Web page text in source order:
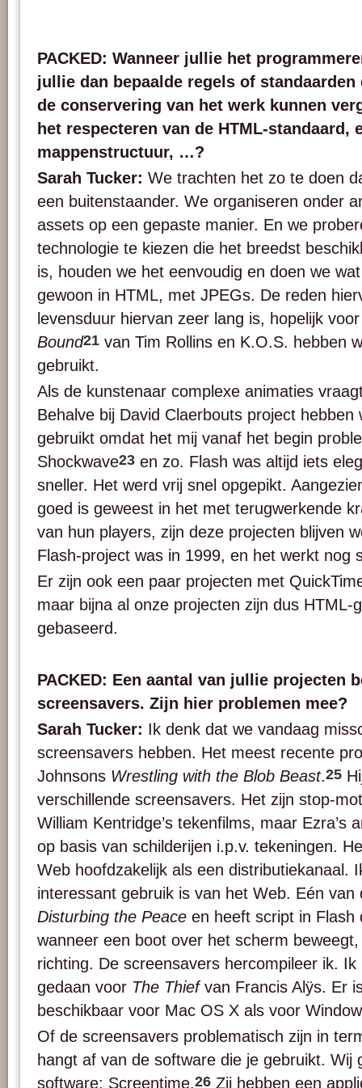
PACKED: Wanneer jullie het
jullie dan bepaalde regels of
de conservering van het werk kunnen
het respecteren van de HTML-standaard,
mappenstructuur, …?
Sarah Tucker: We trachten het zo te doen
een buitenstaander. We organiseren onder
assets op een gepaste manier. En we
technologie te kiezen die het breedst
is, houden we het eenvoudig en doen we
gewoon in HTML, met JPEGs. De reden
levensduur hiervan zeer lang is, hopelijk
Bound21 van Tim Rollins en K.O.S. hebben
gebruikt.
Als de kunstenaar complexe animaties
Behalve bij David Claerbouts project hebben
gebruikt omdat het mij vanaf het begin
Shockwave23 en zo. Flash was altijd iets
sneller. Het werd vrij snel opgepikt.
goed is geweest in het met terugwerkende
van hun players, zijn deze projecten blijven
Flash-project was in 1999, en het werkt nog
Er zijn ook een paar projecten met
maar bijna al onze projecten zijn dus HTML-
gebaseerd.
PACKED: Een aantal van jullie projecten
screensavers. Zijn hier problemen mee?
Sarah Tucker: Ik denk dat we vandaag
screensavers hebben. Het meest recente
Johnsons Wrestling with the Blob Beast.25
verschillende screensavers. Het zijn stop-
William Kentridge’s tekenfilms, maar Ezra’s
op basis van schilderijen i.p.v. tekeningen.
Web hoofdzakelijk als een distributiekanaal.
interessant gebruik is van het Web. Eén
Disturbing the Peace en heeft script in Flash
wanneer een boot over het scherm
richting. De screensavers hercompileer ik.
gedaan voor The Thiefvan Francis Alÿs. Er
beschikbaar voor Mac OS X als voor
Of de screensavers problematisch zijn in
hangt af van de software die je gebruikt. Wij
software: Screentime.26 Zij hebben een